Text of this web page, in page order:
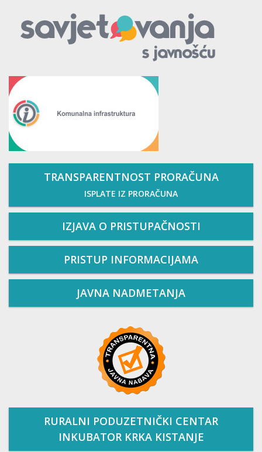
TRANSPARENTNOST PRORAČUNA
ISPLATE IZ PRORAČUNA
IZJAVA O PRISTUPAČNOSTI
PRISTUP INFORMACIJAMA
JAVNA NADMETANJA
RURALNI PODUZETNIČKI CENTAR
INKUBATOR KRKA KISTANJE